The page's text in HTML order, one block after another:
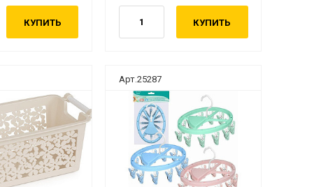
КУПИТЬ КУПИТЬ
Арт.25287